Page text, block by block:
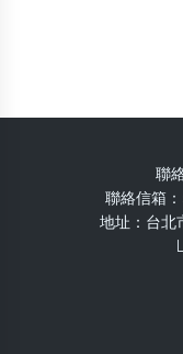
聯
聯絡信箱：
地址：台北